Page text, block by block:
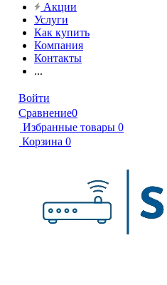
Акции
Услуги
Как купить
Компания
Контакты
...
Войти
Сравнение0
Избранные товары 0
Корзина 0